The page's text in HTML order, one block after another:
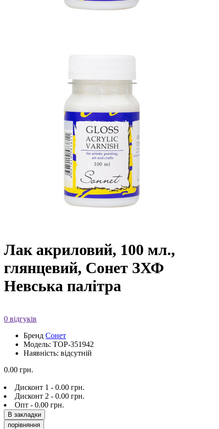
Лак акриловий, 100 мл.,
глянцевий, Сонет ЗХФ
Невська палітра
0 відгуків
Бренд Сонет
Модель: TOP-351942
Наявність: відсутній
0.00 грн.
Дисконт 1 - 0.00 грн.
Дисконт 2 - 0.00 грн.
Опт - 0.00 грн.
В закладки
порівняння